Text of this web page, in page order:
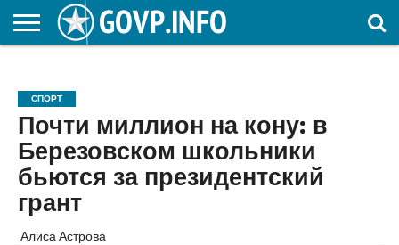
ОБРАЗОВАНИЕ
СПОРТ
Почти миллион на кону: в
Березовском школьники
бьются за президентский
грант
Алиса Астрова